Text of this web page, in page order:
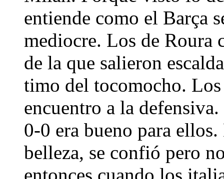
entiende como el Barça
mediocre. Los de Roura
de la que salieron
timo del tocomocho.
encuentro a la
0-0 era bueno para
belleza, se confió pero
entonces cuando los